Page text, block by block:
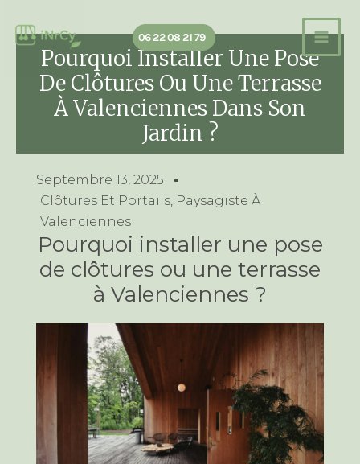
contenu
06 22 08 21 79
Pourquoi Installer Une Pose
De Clôtures Ou Une Terrasse
À Valenciennes Dans Son
Jardin ?
Septembre 13, 2025
Clôtures Et Portails, Paysagiste À
Valenciennes
Pourquoi installer une pose
de clôtures ou une terrasse
à Valenciennes ?